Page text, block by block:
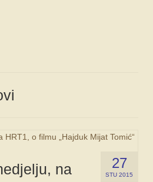
27
STU 2015
na